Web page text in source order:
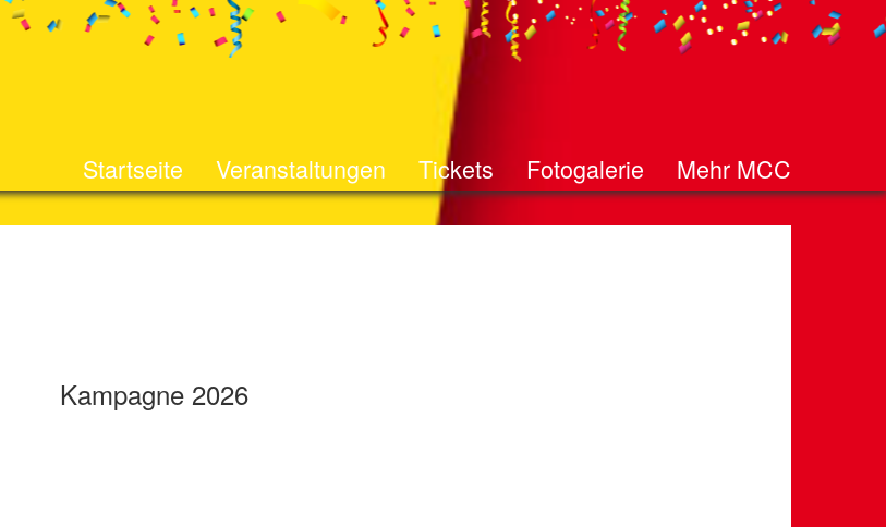
Startseite Veranstaltungen Tickets Fotogalerie Mehr MCC
Kampagne 2026